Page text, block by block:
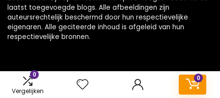
0
Vergelijken
0
laatst toegevoegde blogs. Alle afbeeldingen zijn
auteursrechtelijk beschermd door hun respectievelijke
eigenaren. Alle geciteerde inhoud is afgeleid van hun
respectievelijke bronnen.